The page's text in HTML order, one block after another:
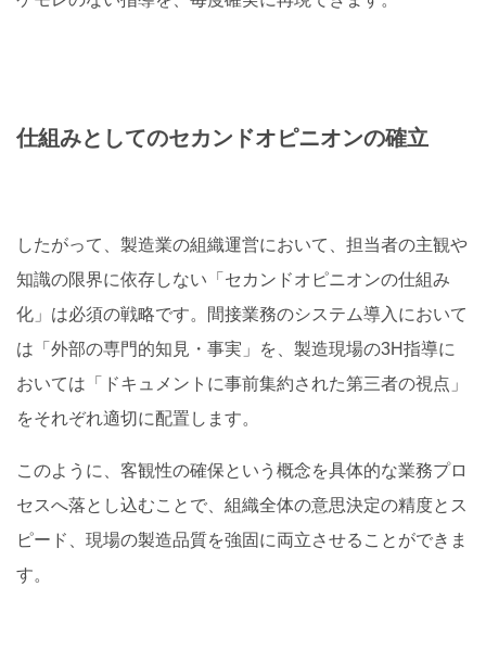
仕組みとしてのセカンドオピニオンの確立
したがって、製造業の組織運営において、担当者の主観や
知識の限界に依存しない「セカンドオピニオンの仕組み
化」は必須の戦略です。間接業務のシステム導入において
は「外部の専門的知見・事実」を、製造現場の3H指導に
おいては「ドキュメントに事前集約された第三者の視点」
をそれぞれ適切に配置します。
このように、客観性の確保という概念を具体的な業務プロ
セスへ落とし込むことで、組織全体の意思決定の精度とス
ピード、現場の製造品質を強固に両立させることができま
す。